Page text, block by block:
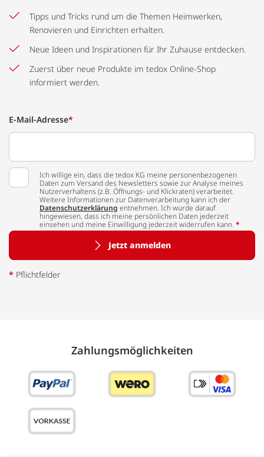
Tipps und Tricks rund um die Themen Heimwerken,
Renovieren und Einrichten erhalten.
Neue Ideen und Inspirationen für Ihr Zuhause entdecken.
Zuerst über neue Produkte im tedox Online-Shop
informiert werden.
E-Mail-Adresse*
Ich willige ein, dass die tedox KG meine personenbezogenen
Daten zum Versand des Newsletters sowie zur Analyse meines
Nutzerverhaltens (z.B. Öffnungs- und Klickraten) verarbeitet.
Weitere Informationen zur Datenverarbeitung kann ich der
Datenschutzerklärung entnehmen. Ich wurde darauf
hingewiesen, dass ich meine persönlichen Daten jederzeit
einsehen und meine Einwilligung jederzeit widerrufen kann. *
Jetzt anmelden
* Pflichtfelder
Zahlungs­möglich­keiten